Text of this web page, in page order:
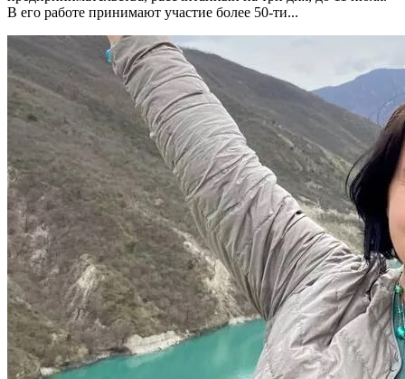
В его работе принимают участие более 50-ти...